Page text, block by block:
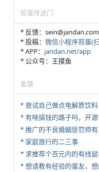
煎蛋传送门
* 反馈：sein@jandan.com
* 投稿： 微信小程序煎蛋(
* APP： jandan.net/app
* 公众号：王摸鱼
鱼塘
* 尝试自己做点电解质饮料
* 推广的不良婚姻惩罚师
* 家庭旅行的二三事
* 求推荐个百元内的有线